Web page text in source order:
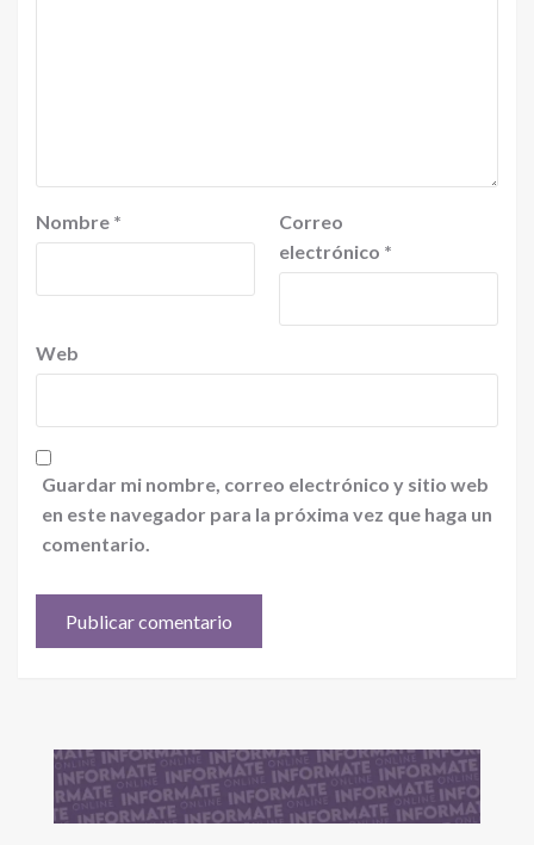
Nombre *
Correo
electrónico *
Web
Guardar mi nombre, correo electrónico y sitio web
en este navegador para la próxima vez que haga un
comentario.